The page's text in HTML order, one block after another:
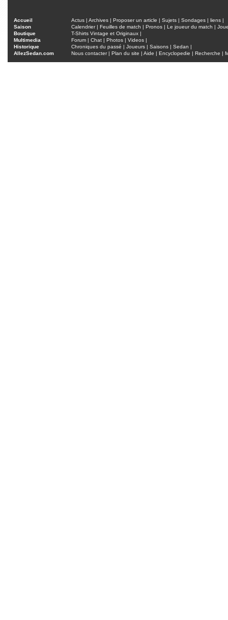
Accueil Actus | Archives | Proposer un article | Sujets | Sondages | liens |
Saison
Calendrier| Feuilles de match | Pronos | Le joueur du match |
Boutique
T-Shirts Vintage et Originaux |
Multimedia
Forum | Chat | Photos | Videos |
Historique
Chroniques du passé | Joueurs | Saisons | Sedan |
AllezSedan.com
Nous contacter| Plan du site | Aide | Encyclopedie | Recherche |